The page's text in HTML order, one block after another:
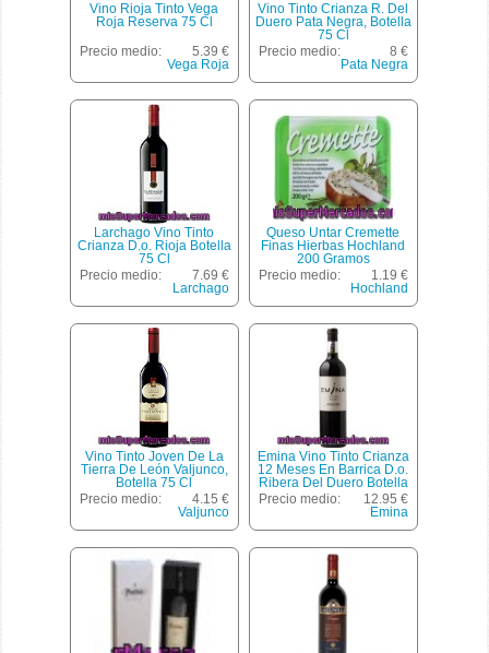
Vino Rioja Tinto Vega
Roja Reserva 75 Cl
Precio medio:
5.39 €
Vega Roja
Vino Tinto Crianza R. Del
Duero Pata Negra, Botella
75 Cl
Precio medio:
8 €
Pata Negra
Larchago Vino Tinto
Crianza D.o. Rioja Botella
75 Cl
Precio medio:
7.69 €
Larchago
Queso Untar Cremette
Finas Hierbas Hochland
200 Gramos
Precio medio:
1.19 €
Hochland
Vino Tinto Joven De La
Tierra De León Valjunco,
Botella 75 Cl
Precio medio:
4.15 €
Valjunco
Emina Vino Tinto Crianza
12 Meses En Barrica D.o.
Ribera Del Duero Botella
75 Cl
Precio medio:
12.95 €
Emina